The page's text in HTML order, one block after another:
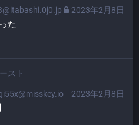
2023年2月8日
た
スト
2023年2月8日